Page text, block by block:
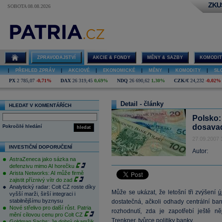
SOBOTA 08.08.2026
ZPRAVODAJSTVÍ AKCIE & FONDY MĚNY & SAZBY
PŘEHLED ZPRÁV AKCIOVÉ EKONOMICKÉ MĚNY KOMODITY
PX 2 785,07 -0,71% DAX 26 319,45 0,69% NDQ 26 690,62 1,30% CZK/€ 24,232 -0,02%
HLEDAT V KOMENTÁŘÍCH
hledat
Pokročilé hledání
INVESTIČNÍ DOPORUČENÍ
AstraZeneca jako sázka na
defenzivu mimo AI horečku
Arista Networks: AI může firmě
zajistit příznivý vítr do zad
Analytický radar: Colt CZ roste díky
vyšší marži, širší integraci i
stabilnějšímu byznysu
Nové střelivo pro další růst. Patria
mění cílovou cenu pro Colt CZ
Detail - články
27.09.2007
Autor:
Může se ukázat, že letošní tři zvýšení
dostatečná, ačkoli odhady centrální
rozhodnutí, zda je zapotřebí ještě
Trenkner, tvůrce politiky banky.